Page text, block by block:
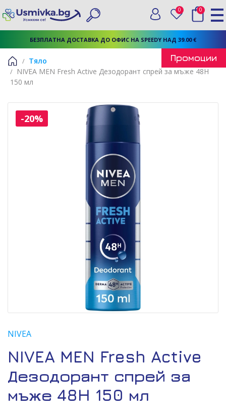
БЕЗПЛАТНА ДОСТАВКА ДО ОФИС НА SPEEDY НАД 39.00 €
Търси
Вход
0 Любими
0
Начало
Тяло
NIVEA MEN Fresh Active Дезодорант спрей за мъже 48H
150 мл
-20%
NIVEA
NIVEA MEN Fresh Active
Дезодорант спрей за
мъже 48H 150 мл
Промоции